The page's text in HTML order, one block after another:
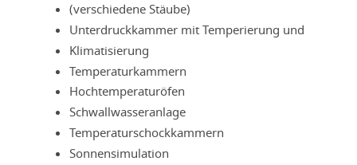
(verschiedene Stäube)
Unterdruckkammer mit Temperierung und
Klimatisierung
Temperaturkammern
Hochtemperaturöfen
Schwallwasseranlage
Temperaturschockkammern
Sonnensimulation